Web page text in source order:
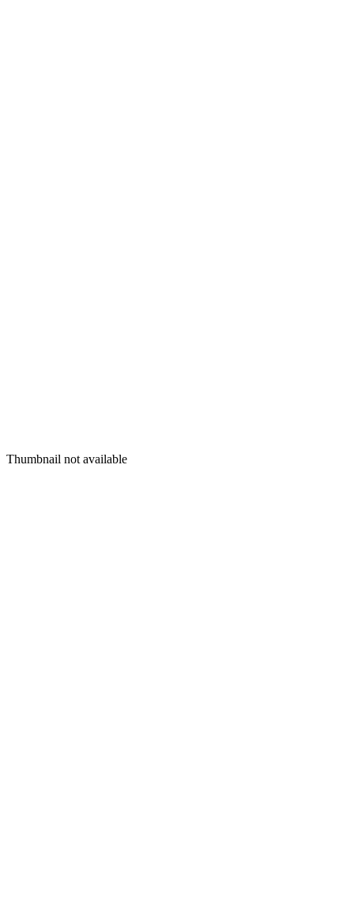
Thumbnail not available